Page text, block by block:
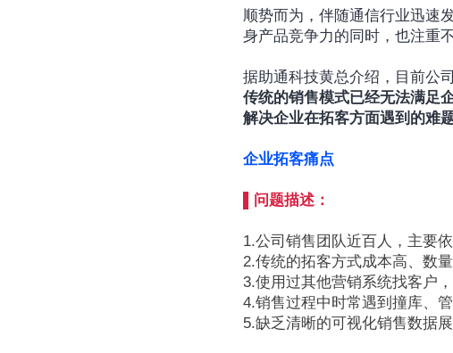
顺势而为，伴随通信行业迅速
身产品竞争力的同时，也注重
据助通科技黄总介绍，目前公
传统的销售模式已经无法满足
解决企业在拓客方面遇到的难
企业拓客痛点
▌问题描述：
1.公司销售团队近百人，主要
2.传统的拓客方式成本高、数
3.使用过其他营销系统找客户
4.销售过程中时常遇到撞库、
5.缺乏清晰的可视化销售数据展